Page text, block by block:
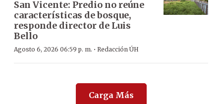
San Vicente: Predio no reúne
características de bosque,
responde director de Luis
Bello
Agosto 6, 2026 06:59 p. m. · Redacción ÚH
Carga Más